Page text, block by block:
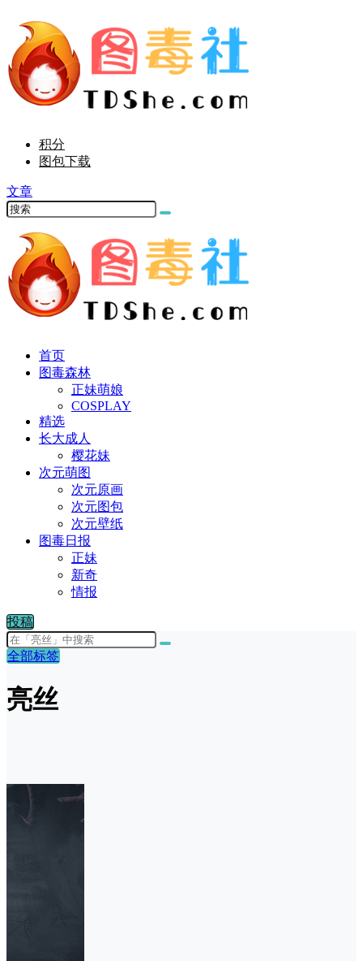
积分
图包下载
文章
首页
图毒森林
正妹萌娘
COSPLAY
精选
长大成人
樱花妹
次元萌图
次元原画
次元图包
次元壁纸
图毒日报
正妹
新奇
情报
投稿
全部标签
亮丝